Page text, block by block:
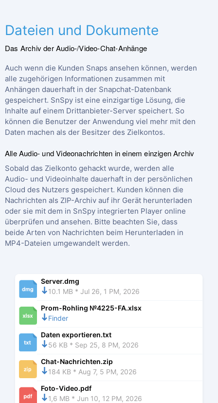
Dateien und Dokumente
Das Archiv der Audio-/Video-Chat-Anhänge
Auch wenn die Kunden Snaps ansehen können, werden
alle zugehörigen Informationen zusammen mit
Anhängen dauerhaft in der Snapchat-Datenbank
gespeichert. SnSpy ist eine einzigartige Lösung, die
Inhalte auf einem Drittanbieter-Server speichert. So
können die Benutzer der Anwendung viel mehr mit den
Daten machen als der Besitzer des Zielkontos.
Alle Audio- und Videonachrichten in einem einzigen Archiv
Sobald das Zielkonto gehackt wurde, werden alle
Audio- und Videoinhalte dauerhaft in der persönlichen
Cloud des Nutzers gespeichert. Kunden können die
Nachrichten als ZIP-Archiv auf ihr Gerät herunterladen
oder sie mit dem in SnSpy integrierten Player online
überprüfen und ansehen. Bitte beachten Sie, dass
beide Arten von Nachrichten beim Herunterladen in
MP4-Dateien umgewandelt werden.
Server.dmg
10.1 MB * Jul 26, 1 PM, 2026
Prom-Rohling №4225-FA.xlsx
Finder
Daten exportieren.txt
56 KB * Sep 25, 8 PM, 2026
Chat-Nachrichten.zip
184 KB * Aug 7, 5 PM, 2026
Foto-Video.pdf
1,6 MB * Jun 10, 12 PM, 2026